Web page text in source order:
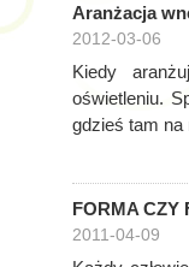
Aranżacja
2012-03-06
Kiedy
oświetleniu.
gdzieś tam na
FORMA CZY
2011-04-09